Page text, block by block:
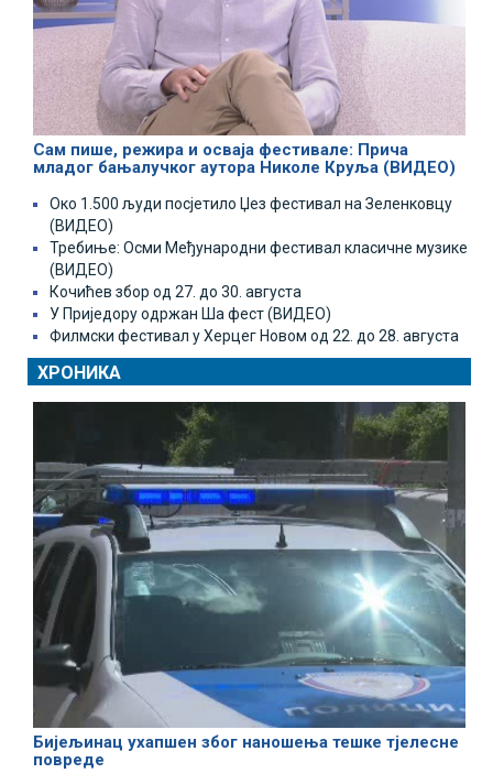
Сам пише, режира и осваја фестивале: Прича
младог бањалучког аутора Николе Круља (ВИДЕО)
Око 1.500 људи посјетило Џез фестивал на Зеленковцу
(ВИДЕО)
Требиње: Осми Међународни фестивал класичне музике
(ВИДЕО)
Кочићев збор од 27. до 30. августа
У Приједору одржан Ша фест (ВИДЕО)
Филмски фестивал у Херцег Новом од 22. до 28. августа
ХРОНИКА
Бијељинац ухапшен због наношења тешке тјелесне
повреде